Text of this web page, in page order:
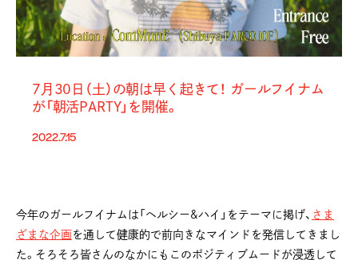
7月30日（土）の朝は早く起きて！ ガールフイナム
が「朝活PARTY」を開催。
2022.7.15
今年のガールフイナムは「ヘルシー&ハイ」をテーマに掲げ、 さま
ざまな企画 を通して健康的で前向きなマインドを発信してきまし
た。そろそろ皆さんのなかにもこのポジティブムードが浸透して